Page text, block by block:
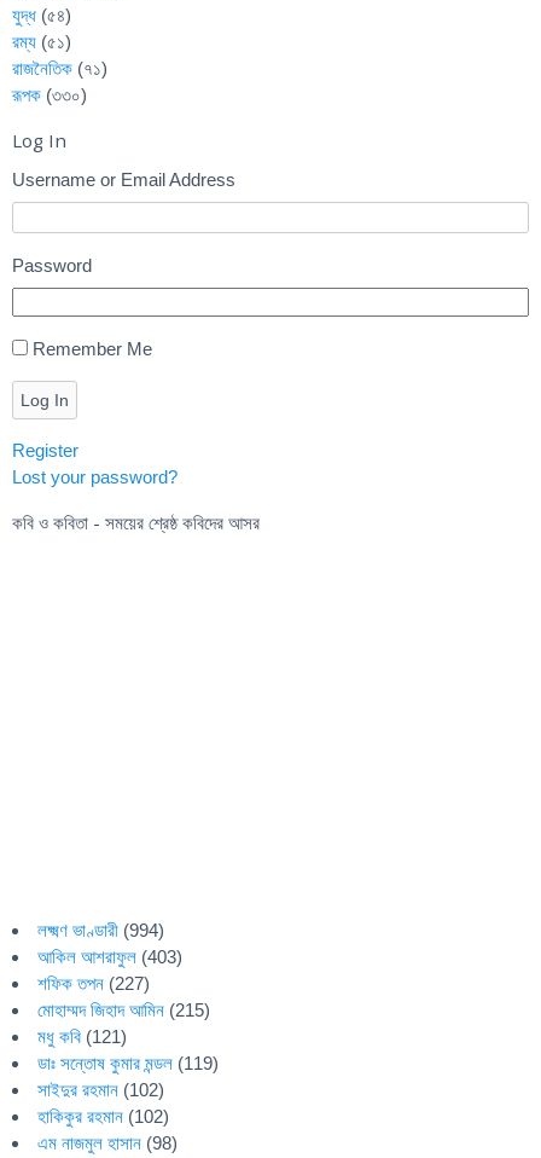
যুদ্ধ (৫৪)
রম্য (৫১)
রাজনৈতিক (৭১)
রূপক (৩৩০)
Log In
Username or Email Address
Password
Remember Me
Log In
Register
Lost your password?
কবি ও কবিতা - সময়ের শ্রেষ্ঠ কবিদের আসর
লক্ষ্মণ ভাণ্ডারী (994)
আকিল আশরাফুল (403)
শফিক তপন (227)
মোহাম্মদ জিহাদ আমিন (215)
মধু কবি (121)
ডাঃ সন্তোষ কুমার মন্ডল (119)
সাইদুর রহমান (102)
হাকিকুর রহমান (102)
এম নাজমুল হাসান (98)